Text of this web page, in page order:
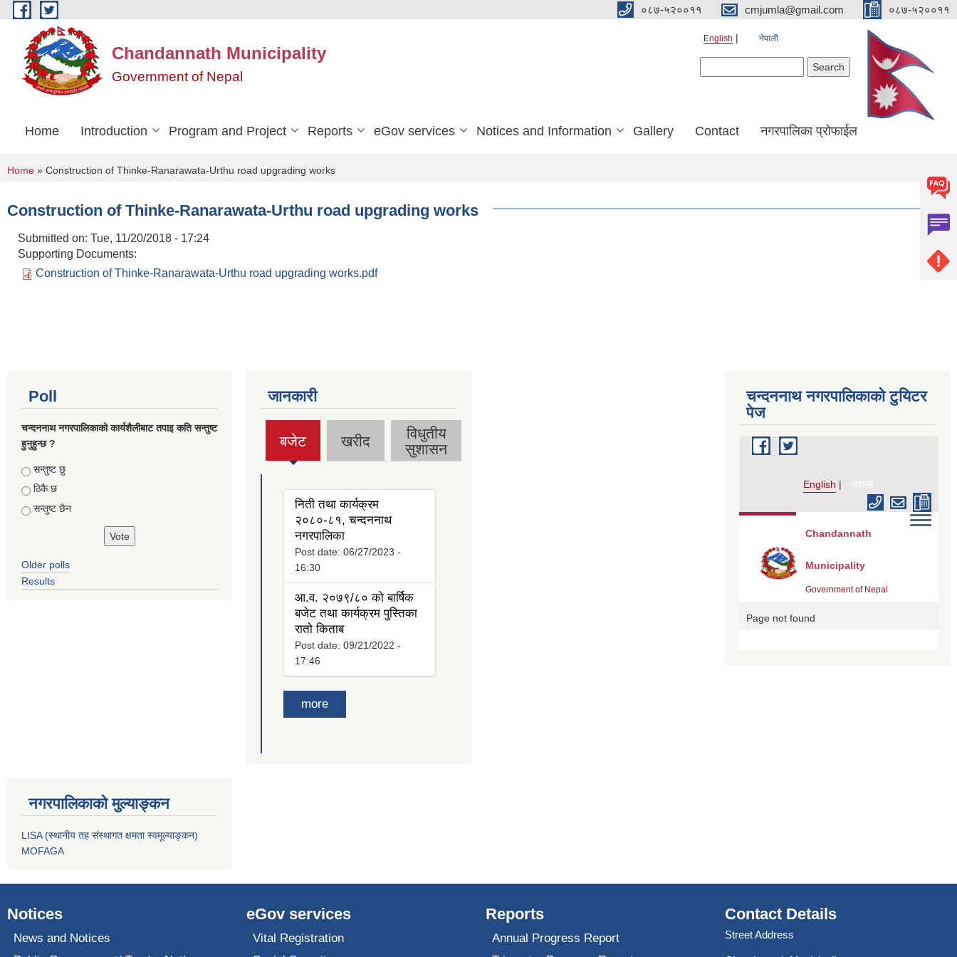
Skip to main content ०८७-५२००११ cmjumla@gmail.com ०८७-५२००११
Chandannath Municipality
Government of Nepal
English नेपाली
Home Introduction Program and Project Reports eGov services Notices and Information Gallery Contact नगरपालिका प्रोफाईल
You are here
Home » Construction of Thinke-Ranarawata-Urthu road upgrading works
Construction of Thinke-Ranarawata-Urthu road upgrading works
Submitted on: Tue, 11/20/2018 - 17:24
Supporting Documents:
Construction of Thinke-Ranarawata-Urthu road upgrading works.pdf
Poll
चन्दननाथ नगरपालिकाको कार्यशैलीबाट तपाइ कति सन्तुष्ट
हुनुहुन्छ ?
Choices
सन्तुष्ट छु
ठिकै छ
सन्तुष्ट छैन
Older polls
Results
जानकारी
बजेट
(active
tab)
खरीद
विधुतीय
सुशासन
निती तथा कार्यक्रम
२०८०-८१, चन्दननाथ
नगरपालिका
Post date: 06/27/2023 -
16:30
आ.व. २०७९/८० को बार्षिक
बजेट तथा कार्यक्रम पुस्तिका
रातो किताब
Post date: 09/21/2022 -
17:46
more
चन्दननाथ नगरपालिकाको टुयिटर
पेज
नगरपालिकाको मुल्याङ्कन
LISA (स्थानीय तह संस्थागत क्षमता स्वमूल्याङ्कन)
MOFAGA
Notices
News and Notices
eGov services
Vital Registration
Reports
Annual Progress Report
Contact Details
Street Address